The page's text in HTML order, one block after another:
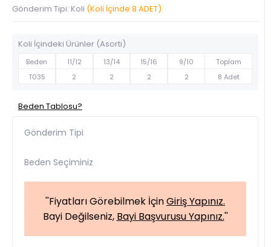
Gönderim Tipi: Koli (Koli İçinde 8 ADET)
Koli İçindeki Ürünler (Asorti)
Beden 11/12 13/14 15/16 9/10
Toplam
T035
2 2 2 2 8 Adet
Beden Tablosu?
Gönderim Tipi
Beden Seçiminiz
''Fiyatları Görebilmek İçinGiriş Yapınız.
Bayi Değilseniz, Bayi Başvurusu Yapınız.''